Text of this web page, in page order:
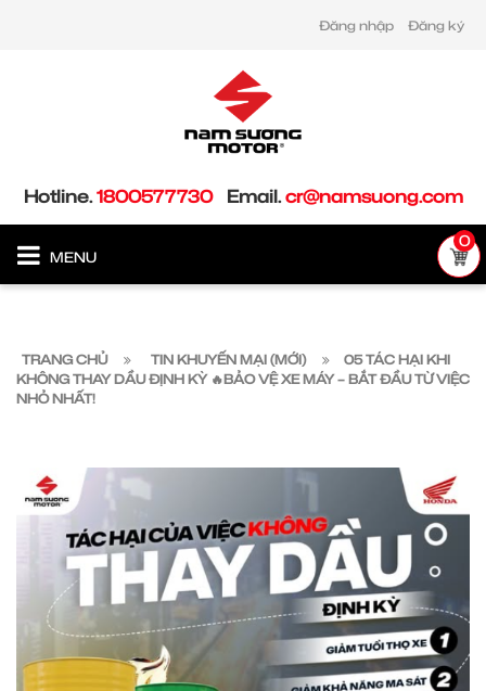
Đăng nhập Đăng ký
Hotline.1800577730 Email.cr@namsuong.com
MENU
0
TRANG CHỦ TIN KHUYẾN MẠI (MỚI)
05 TÁC HẠI KHI
KHÔNG THAY DẦU ĐỊNH KỲ 🔥BẢO VỆ XE MÁY – BẮT ĐẦU TỪ VIỆC
NHỎ NHẤT!